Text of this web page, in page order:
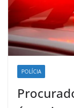
POLÍCIA